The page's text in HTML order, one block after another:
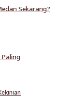
Sekarang?
Paling